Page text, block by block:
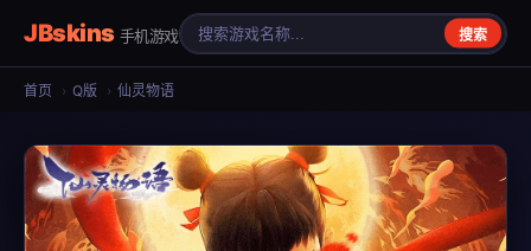
JBskins 手机游戏 搜索
首页 › Q版 › 仙灵物语